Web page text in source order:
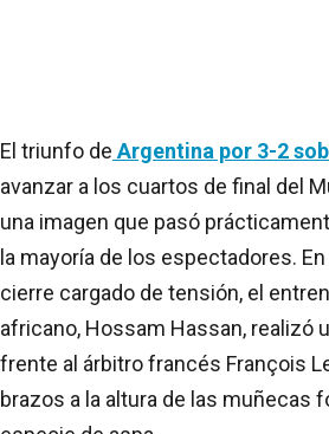
El triunfo de Argentina por 3-2
avanzar a los cuartos de final del
una imagen que pasó
la mayoría de los espectadores.
cierre cargado de tensión, el
africano, Hossam Hassan, realizó
frente al árbitro francés François
brazos a la altura de las muñecas